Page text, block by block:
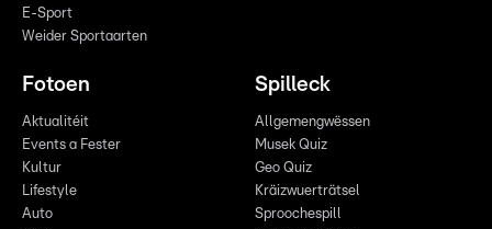
E-Sport
Weider Sportaarten
Fotoen
Aktualitéit
Events a Fester
Kultur
Lifestyle
Auto
Spilleck
Allgemengwëssen
Musek Quiz
Geo Quiz
Kräizwuerträtsel
Sproochespill